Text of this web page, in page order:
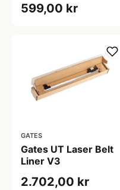
tandhjul
599,00 kr
GATES
Gates UT Laser Belt
Liner V3
2.702,00 kr